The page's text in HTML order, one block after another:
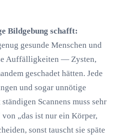
Bildgebung schafft:
gesunde Menschen und
Auffälligkeiten — Zysten,
geschadet hätten. Jede
und sogar unnötige
Scannens muss sehr
„das ist nur ein Körper,
sonst tauscht sie späte